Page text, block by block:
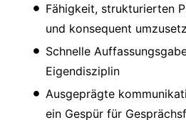
Fähigkeit, strukturierten
und konsequent
Schnelle
Eigendisziplin
Ausgeprägte
ein Gespür für